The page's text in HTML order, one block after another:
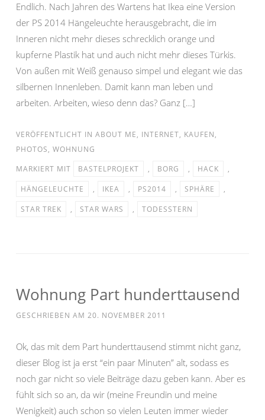
Endlich. Nach Jahren des Wartens hat Ikea eine Version
der PS 2014 Hängeleuchte herausgebracht, die im
Inneren nicht mehr dieses schrecklich orange und
kupferne Plastik hat und auch nicht mehr dieses Türkis.
Von außen mit Weiß genauso simpel und elegant wie das
silbernen Innenleben. Damit kann man leben und
arbeiten. Arbeiten, wieso denn das? Ganz […]
VERÖFFENTLICHT IN ABOUT ME, INTERNET, KAUFEN,
PHOTOS, WOHNUNG
MARKIERT MIT
BASTELPROJEKT , BORG , HACK
,
HÄNGELEUCHTE
, IKEA , PS2014 , SPHÄRE
,
STAR TREK
, STAR WARS , TODESSTERN
Wohnung Part hunderttausend
GESCHRIEBEN AM 20. NOVEMBER 2011
Ok, das mit dem Part hunderttausend stimmt nicht ganz,
dieser Blog ist ja erst “ein paar Minuten” alt, sodass es
noch gar nicht so viele Beiträge dazu geben kann. Aber es
fühlt sich so an, da wir (meine Freundin und meine
Wenigkeit) auch schon so vielen Leuten immer wieder